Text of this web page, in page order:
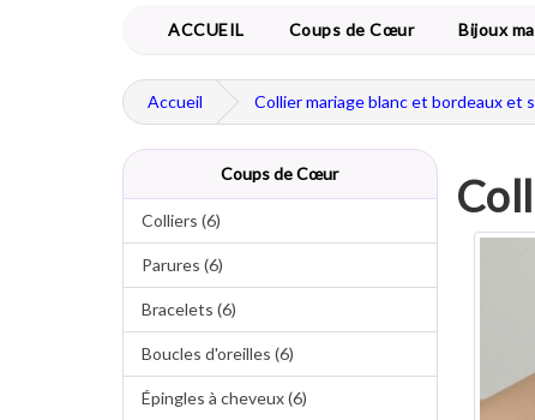
ACCUEIL Coups de Cœur Bijoux
Accueil Collier mariage blanc et bordeaux et
Coups de Cœur
Colliers (6)
Parures (6)
Bracelets (6)
Boucles d'oreilles (6)
Épingles à cheveux (6)